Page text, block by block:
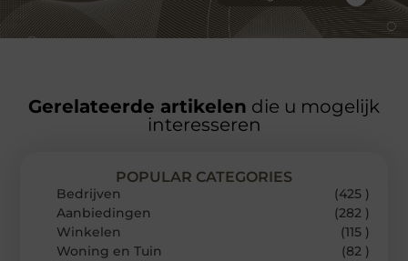
Gerelateerde artikelen die u mogelijk
interesseren
POPULAR CATEGORIES
Bedrijven
(425 )
Aanbiedingen
(282 )
Winkelen
(115 )
Woning en Tuin
(82 )